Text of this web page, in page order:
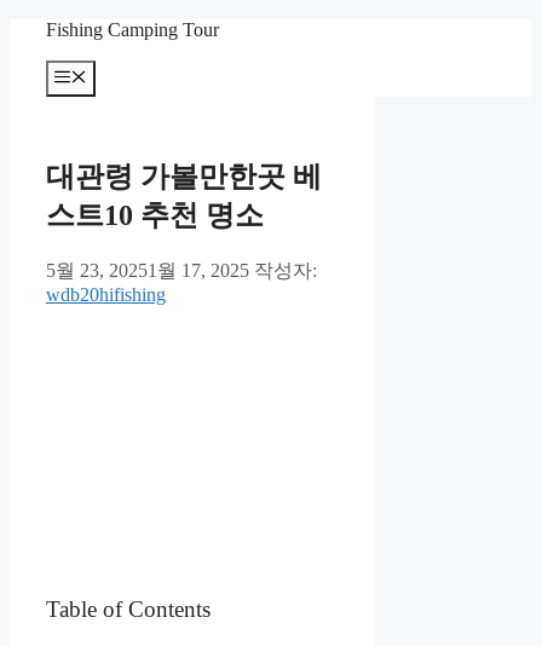
Fishing Camping Tour
메
뉴
대관령 가볼만한곳 베
스트10 추천 명소
5월 23, 20251월 17, 2025 작성자:
wdb20hifishing
Table of Contents